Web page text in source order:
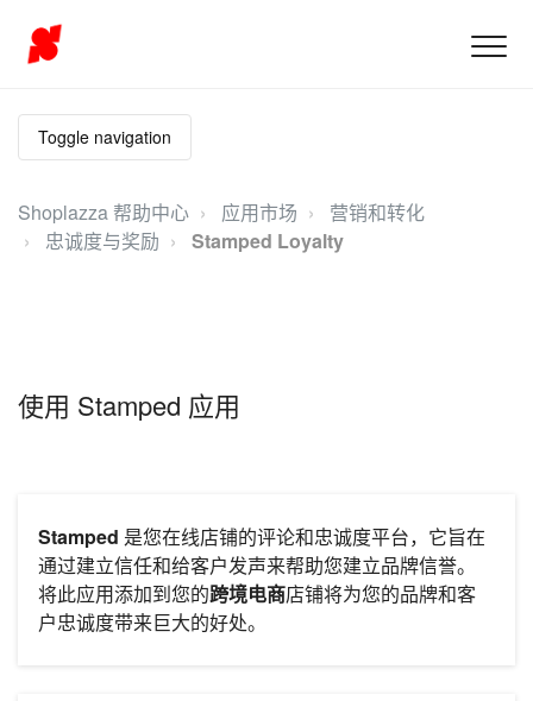
Toggle navigation
Shoplazza 帮助中心 应用市场
营销和转化
忠诚度与奖励
Stamped Loyalty
使用 Stamped 应用
Stamped 是您在线店铺的评论和忠诚度平台，它旨在
通过建立信任和给客户发声来帮助您建立品牌信誉。
将此应用添加到您的跨境电商店铺将为您的品牌和客
户忠诚度带来巨大的好处。